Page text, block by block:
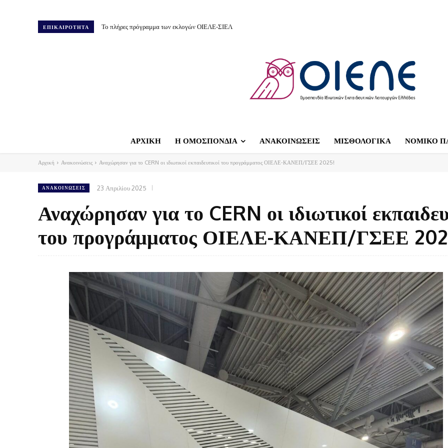
ΕΠΙΚΑΙΡΟΤΗΤΑ Το πλήρες πρόγραμμα των εκλογών ΟΙΕΛΕ-ΣΙΕΛ
ΑΡΧΙΚΗ Η ΟΜΟΣΠΟΝΔΙΑ ΑΝΑΚΟΙΝΩΣΕΙΣ ΜΙΣΘΟΛΟΓΙΚΑ ΝΟΜΙΚΟ
Αρχική Ανακοινώσεις Αναχώρησαν για το CERN οι ιδιωτικοί εκπαιδευτικοί του προγράμματος ΟΙΕΛΕ-ΚΑΝΕΠ/ΓΣΕΕ 2025!
ΑΝΑΚΟΙΝΏΣΕΙΣ 23 Απριλίου 2025
Αναχώρησαν για το CERN οι ιδιωτικοί
του προγράμματος ΟΙΕΛΕ-ΚΑΝΕΠ/ΓΣΕΕ